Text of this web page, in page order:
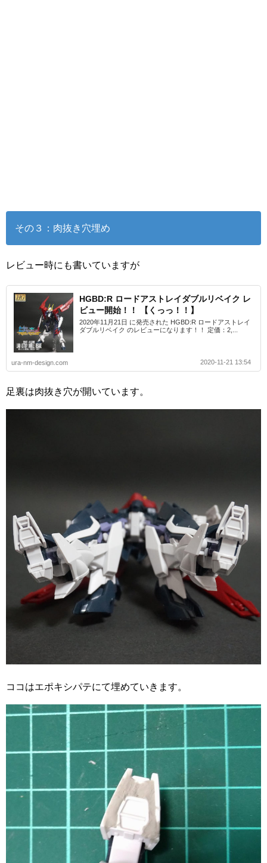
その３：肉抜き穴埋め
レビュー時にも書いていますが
HGBD:R ロードアストレイダブルリベイク レ
ビュー開始！！ 【くっっ！！】
2020年11月21日 に発売された HGBD:R ロードアストレイ
ダブルリベイク のレビューになります！！ 定価：2,...
ura-nm-design.com 2020-11-21 13:54
足裏は肉抜き穴が開いています。
ココはエポキシパテにて埋めていきます。